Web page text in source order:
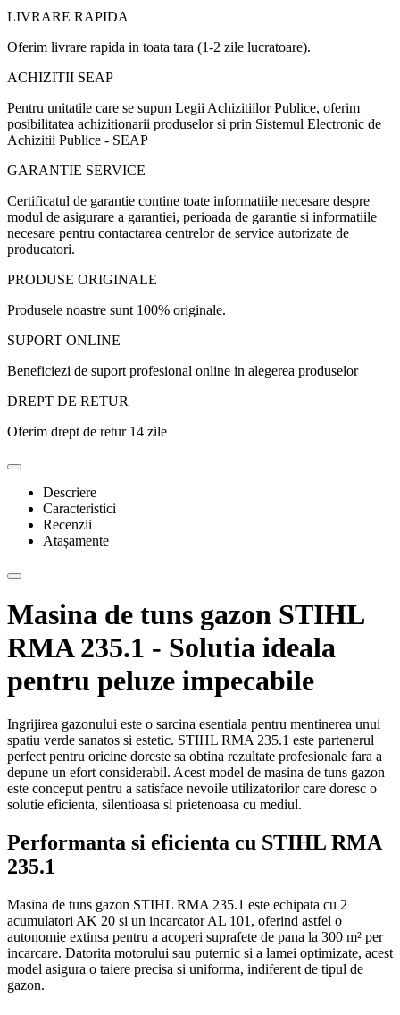
LIVRARE RAPIDA
Oferim livrare rapida in toata tara (1-2 zile lucratoare).
ACHIZITII SEAP
Pentru unitatile care se supun Legii Achizitiilor Publice, oferim
posibilitatea achizitionarii produselor si prin Sistemul Electronic de
Achizitii Publice - SEAP
GARANTIE SERVICE
Certificatul de garantie contine toate informatiile necesare despre
modul de asigurare a garantiei, perioada de garantie si informatiile
necesare pentru contactarea centrelor de service autorizate de
producatori.
PRODUSE ORIGINALE
Produsele noastre sunt 100% originale.
SUPORT ONLINE
Beneficiezi de suport profesional online in alegerea produselor
DREPT DE RETUR
Oferim drept de retur 14 zile
Descriere
Caracteristici
Recenzii
Atașamente
Masina de tuns gazon STIHL
RMA 235.1 - Solutia ideala
pentru peluze impecabile
Ingrijirea gazonului este o sarcina esentiala pentru mentinerea unui
spatiu verde sanatos si estetic. STIHL RMA 235.1 este partenerul
perfect pentru oricine doreste sa obtina rezultate profesionale fara a
depune un efort considerabil. Acest model de masina de tuns gazon
este conceput pentru a satisface nevoile utilizatorilor care doresc o
solutie eficienta, silentioasa si prietenoasa cu mediul.
Performanta si eficienta cu STIHL RMA
235.1
Masina de tuns gazon STIHL RMA 235.1 este echipata cu 2
acumulatori AK 20 si un incarcator AL 101, oferind astfel o
autonomie extinsa pentru a acoperi suprafete de pana la 300 m² per
incarcare. Datorita motorului sau puternic si a lamei optimizate, acest
model asigura o taiere precisa si uniforma, indiferent de tipul de
gazon.